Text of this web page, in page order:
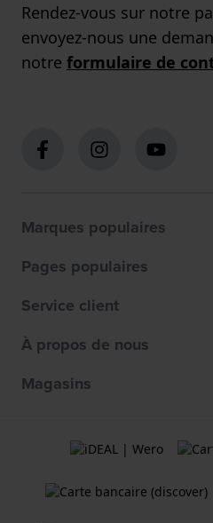
Rendez-vous sur notre
envoyez-nous une
notre formulaire de
Marques populaires
Pages populaires
Service client
À propos de nous
Magasins